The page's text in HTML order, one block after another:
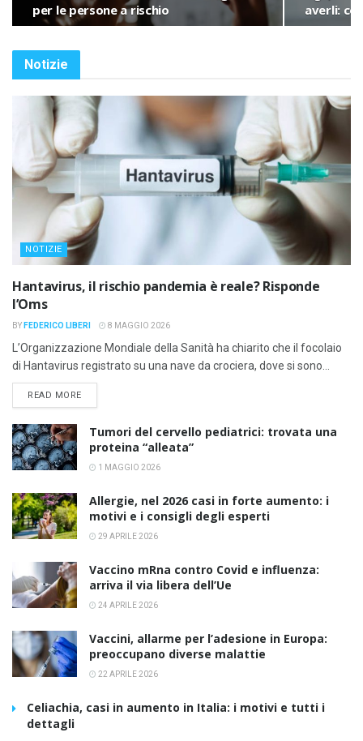
per le persone a rischio
averli:
Notizie
NOTIZIE
Hantavirus, il rischio pandemia è reale? Risponde
l’Oms
BY FEDERICO LIBERI 8 MAGGIO 2026
L’Organizzazione Mondiale della Sanità ha chiarito che il focolaio
di Hantavirus registrato su una nave da crociera, dove si sono...
READ MOREDETAILS
Tumori del cervello pediatrici: trovata una
proteina “alleata”
1 MAGGIO 2026
Allergie, nel 2026 casi in forte aumento: i
motivi e i consigli degli esperti
29 APRILE 2026
Vaccino mRna contro Covid e influenza:
arriva il via libera dell’Ue
24 APRILE 2026
Vaccini, allarme per l’adesione in Europa:
preoccupano diverse malattie
22 APRILE 2026
Celiachia, casi in aumento in Italia: i motivi e tutti i
dettagli